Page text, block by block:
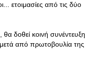
ετοιμασίες από τις δύο
θα δοθεί κοινή συνέντευξη
από πρωτοβουλία της